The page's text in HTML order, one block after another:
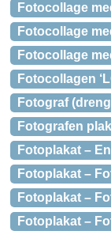
Fotocollage
Fotocollage
Fotocollage
Fotocollagen
Fotograf
Fotografen
Fotoplakat –
Fotoplakat –
Fotoplakat –
Fotoplakat –